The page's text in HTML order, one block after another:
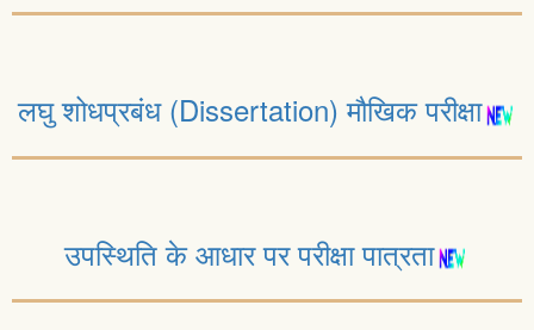
लघु शोधप्रबंध (Dissertation) मौखिक परीक्षा
उपस्थिति के आधार पर परीक्षा पात्रता